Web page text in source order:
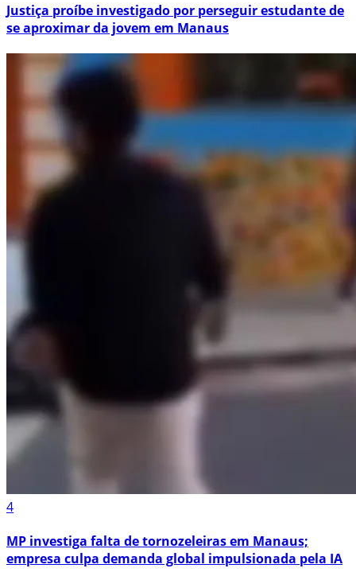
Justiça proíbe investigado por perseguir estudante de
se aproximar da jovem em Manaus
4
MP investiga falta de tornozeleiras em Manaus;
empresa culpa demanda global impulsionada pela IA